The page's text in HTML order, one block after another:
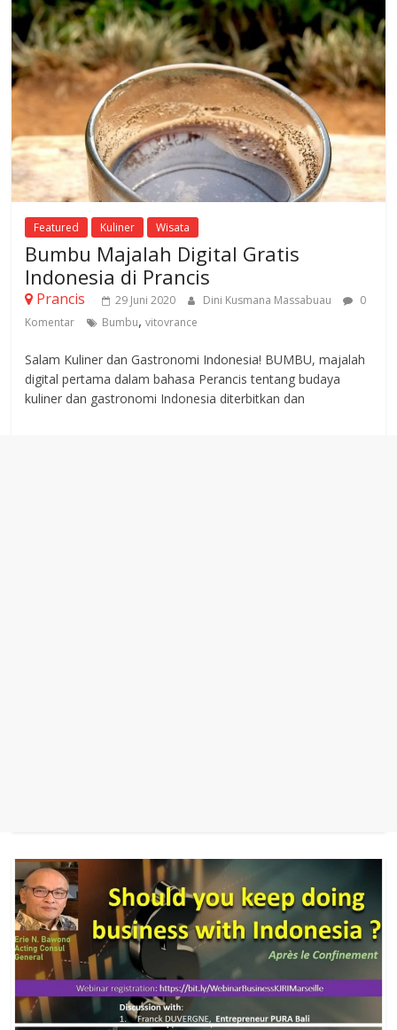
Featured Kuliner Wisata
Bumbu Majalah Digital Gratis
Indonesia di Prancis
Prancis 29 Juni 2020 Dini Kusmana Massabuau
0
Komentar
Bumbu,vitovrance
Salam Kuliner dan Gastronomi Indonesia! BUMBU, majalah
digital pertama dalam bahasa Perancis tentang budaya
kuliner dan gastronomi Indonesia diterbitkan dan